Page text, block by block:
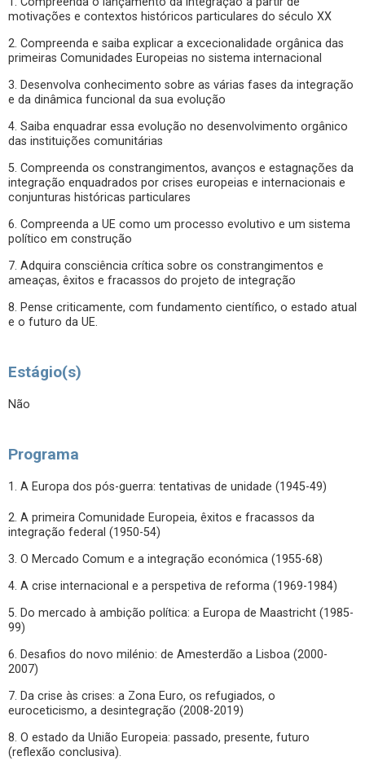
motivações e contextos históricos particulares do século XX
2. Compreenda e saiba explicar a excecionalidade orgânica das
primeiras Comunidades Europeias no sistema internacional
3. Desenvolva conhecimento sobre as várias fases da integração
e da dinâmica funcional da sua evolução
4. Saiba enquadrar essa evolução no desenvolvimento orgânico
das instituições comunitárias
5. Compreenda os constrangimentos, avanços e estagnações da
integração enquadrados por crises europeias e internacionais e
conjunturas históricas particulares
6. Compreenda a UE como um processo evolutivo e um sistema
político em construção
7. Adquira consciência crítica sobre os constrangimentos e
ameaças, êxitos e fracassos do projeto de integração
8. Pense criticamente, com fundamento científico, o estado atual
e o futuro da UE.
Estágio(s)
Não
Programa
1. A Europa dos pós-guerra: tentativas de unidade (1945-49)
2. A primeira Comunidade Europeia, êxitos e fracassos da
integração federal (1950-54)
3. O Mercado Comum e a integração económica (1955-68)
4. A crise internacional e a perspetiva de reforma (1969-1984)
5. Do mercado à ambição política: a Europa de Maastricht (1985-
99)
6. Desafios do novo milénio: de Amesterdão a Lisboa (2000-
2007)
7. Da crise às crises: a Zona Euro, os refugiados, o
euroceticismo, a desintegração (2008-2019)
8. O estado da União Europeia: passado, presente, futuro
(reflexão conclusiva).